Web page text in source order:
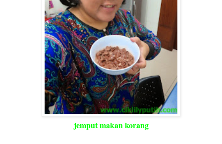
jemput makan korang